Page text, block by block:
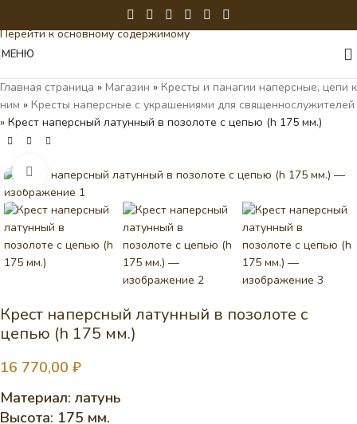
Перейти к основному содержимому
МЕНЮ
Главная страница » Магазин » Кресты и панагии наперсные, цепи к
ним » Кресты наперсные с украшениями для священнослужителей
» Крест наперсный латунный в позолоте c цепью (h 175 мм.)
Нажмите, чтобы увеличить
Крест наперсный латунный в позолоте c
цепью (h 175 мм.)
16 770,00 ₽
Материал: латунь
Высота: 175 мм.